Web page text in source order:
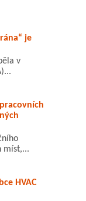
je
v
míst,...
HVAC